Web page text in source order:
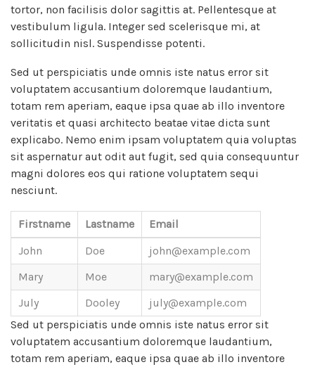
tortor, non facilisis dolor sagittis at. Pellentesque at
vestibulum ligula. Integer sed scelerisque mi, at
sollicitudin nisl. Suspendisse potenti.
Sed ut perspiciatis unde omnis iste natus error sit
voluptatem accusantium doloremque laudantium,
totam rem aperiam, eaque ipsa quae ab illo inventore
veritatis et quasi architecto beatae vitae dicta sunt
explicabo. Nemo enim ipsam voluptatem quia voluptas
sit aspernatur aut odit aut fugit, sed quia consequuntur
magni dolores eos qui ratione voluptatem sequi
nesciunt.
Firstname Lastname
Email
John
Doe
john@example.com
Mary
Moe
mary@example.com
July
Dooley
july@example.com
Sed ut perspiciatis unde omnis iste natus error sit
voluptatem accusantium doloremque laudantium,
totam rem aperiam, eaque ipsa quae ab illo inventore